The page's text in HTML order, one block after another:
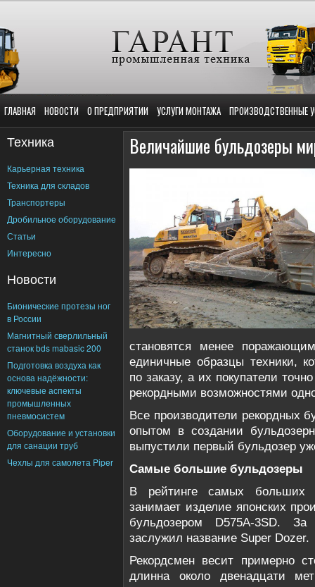
ГЛАВНАЯ НОВОСТИ О ПРЕДПРИЯТИИ УСЛУГИ МОНТАЖА ПРОИЗВОДСТВЕННЫЕ
Техника
Карьерная техника
Техника для складов
Транспортеры
Дробильное оборудование
Статьи
Интересно
Новости
Бионические протезы ног
в России
Магнитный сверлильный
станок bds mabasic 200
Подготовка воздуха как
основа надёжности:
ключевые аспекты
промышленных
пневмосистем
Оборудование и установки
для санации труб
Чехлы для самолета Piper
Величайшие бульдозеры
становятся менее
единичные образцы техники,
по заказу, а их покупатели
рекордными возможностями
Все производители рекордных
опытом в создании
выпустили первый бульдозер
Самые большие бульдозеры
В рейтинге самых больших
занимает изделие японских
бульдозером D575A-3SD.
заслужил название Super Dozer.
Рекордсмен весит примерно
длинна около двенадцати